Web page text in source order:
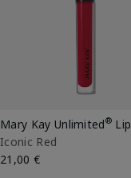
Mary Kay Unlimited®
Iconic Red
21,00 €